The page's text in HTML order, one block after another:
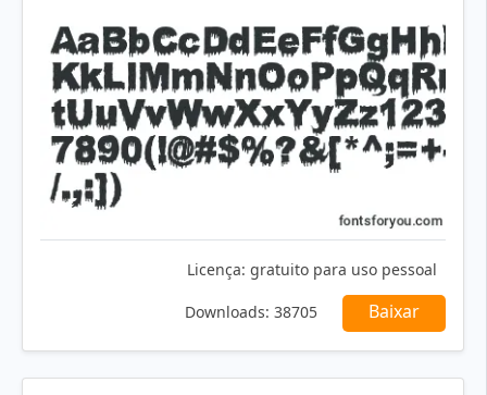
Licença: gratuito para uso pessoal
Downloads: 38705 Baixar